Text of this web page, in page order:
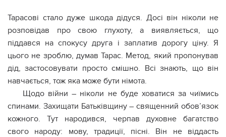
Тарасові стало дуже шкода дідуся. Досі він ніколи не
розповідав про свою глухоту, а виявляється, що
піддався на спокусу друга і заплатив дорогу ціну. Я
цього не зроблю, думав Тарас. Метод, який пропонував
дід, застосовувати просто смішно. Всі знають, що він
навчається, тож яка може бути німота.
Щодо війни – ніколи не буде ховатися за чиїмись
спинами. Захищати Батьківщину – священний обов’язок
кожного. Тут народився, черпав духовне багатство
свого народу: мову, традиції, пісні. Він не віддасть